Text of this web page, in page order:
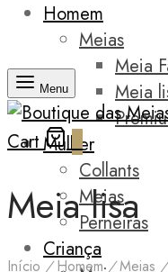
Homem
Meias
Meia
Meia
Mulher
Collants
Meias
Perneiras
Criança
Menu
Cart 0
Meia lisa
Início / Homem / Meias /